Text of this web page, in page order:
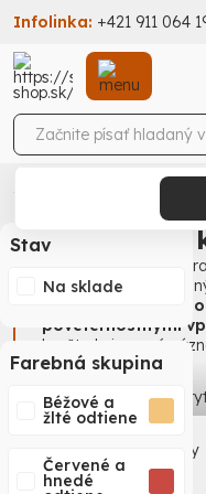
Infolinka: +421 911 064
Stav-Shop
Stav
Na sklade
Farebná skupina
Béžové a
žlté odtiene
Červené a
hnedé
Strešné krytiny –
Strešná krytina je
poveternostnými
konštrukcie a má
budovy.
Pri výbere strešnej
nosnosť strešnej